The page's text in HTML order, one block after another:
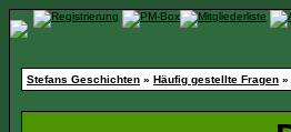
Stefans Geschichten » Häufig gestellte Fragen »